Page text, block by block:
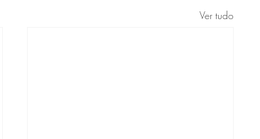
Ver tudo